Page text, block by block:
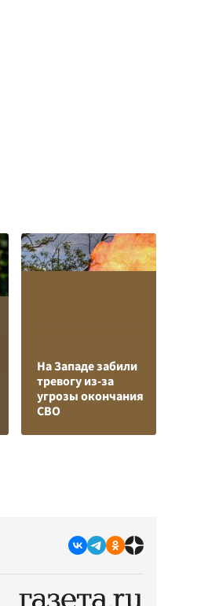
На Западе забили
тревогу из-за
угрозы окончания
СВО